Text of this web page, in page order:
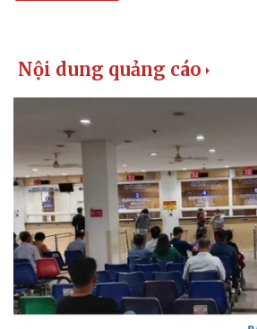
Thể thao
Bóng đá
Lịch thi đấu bóng đá
Thế giới thể thao
eSports
Hậu trường
Ô tô -
Ô tô
Xe
Tư vấn